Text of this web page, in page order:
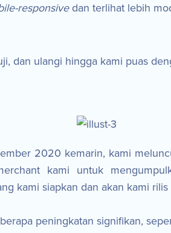
responsivedan terlihat lebih
dan ulangi hingga kami puas
2020 kemarin, kami
kami untuk
kami siapkan dan akan kami
peningkatan signifikan,